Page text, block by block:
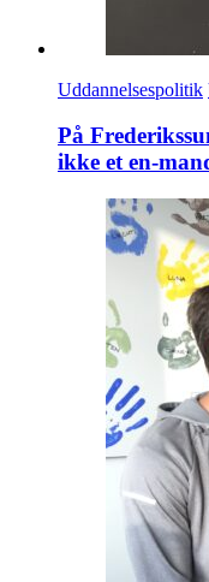
Uddannelsespolitik
På
ikke et en-